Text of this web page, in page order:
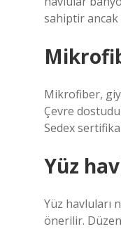
sahiptir
Mikrofiber,
Çevre
Sedex
Yüz
Yüz havluları
önerilir.